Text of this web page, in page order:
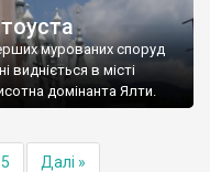
мурованих споруд
видніється в місті
домінанта Ялти.
5 Далі »